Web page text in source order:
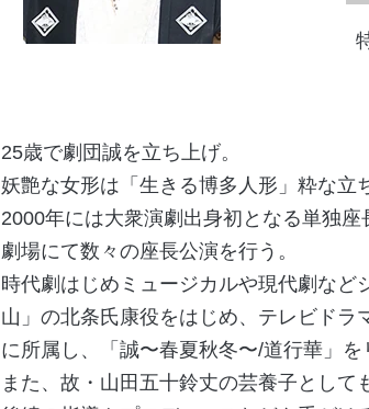
25歳で劇団誠を立ち上げ。
妖艶な女形は「生きる博多人形」粋な立
2000年には大衆演劇出身初となる単独
劇場にて数々の座長公演を行う。
時代劇はじめミュージカルや現代劇など
山」の北条氏康役をはじめ、テレビド
に所属し、「誠〜春夏秋冬〜/道行華」を
また、故・山田五十鈴丈の芸養子として